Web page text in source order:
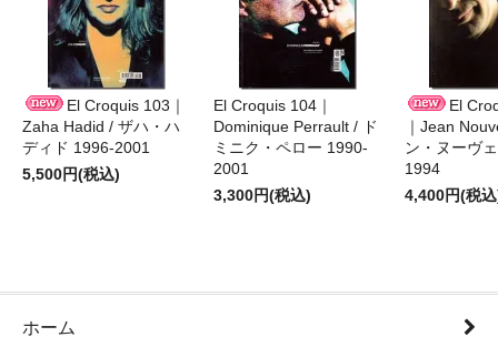
El Croquis 103｜
Zaha Hadid / ザハ・ハ
ディド 1996-2001
5,500円(税込)
El Croquis 104｜
Dominique Perrault / ド
ミニク・ペロー 1990-
2001
3,300円(税込)
El
｜Jean
ン・ヌーヴ
1994
4,400円(税
ホーム